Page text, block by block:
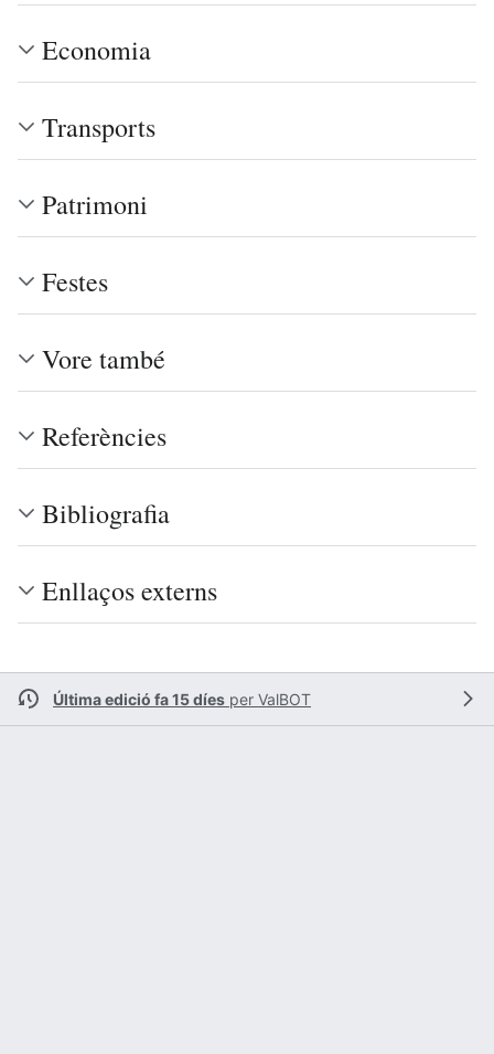
Economia
Transports
Patrimoni
Festes
Vore també
Referències
Bibliografia
Enllaços externs
Última edició fa 15 díes per ValBOT